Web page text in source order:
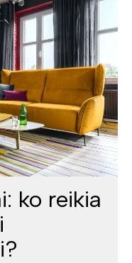
ko reikia